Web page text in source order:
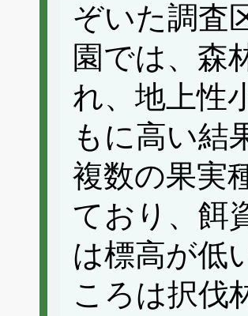
ぞいた調査
園では、森
れ、地上性
もに高い結
複数の果実
ており、餌
は標高が低
ころは択伐